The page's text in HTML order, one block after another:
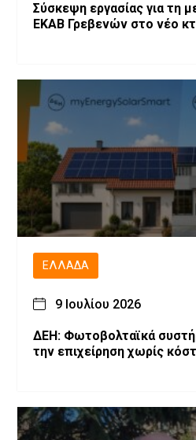
Σύσκεψη εργασίας για τη
ΕΚΑΒ Γρεβενών στο νέο
ΕΛΛΆΔΑ
9 Ιουλίου 2026
ΔΕΗ: Φωτοβολταϊκά
την επιχείρηση χωρίς